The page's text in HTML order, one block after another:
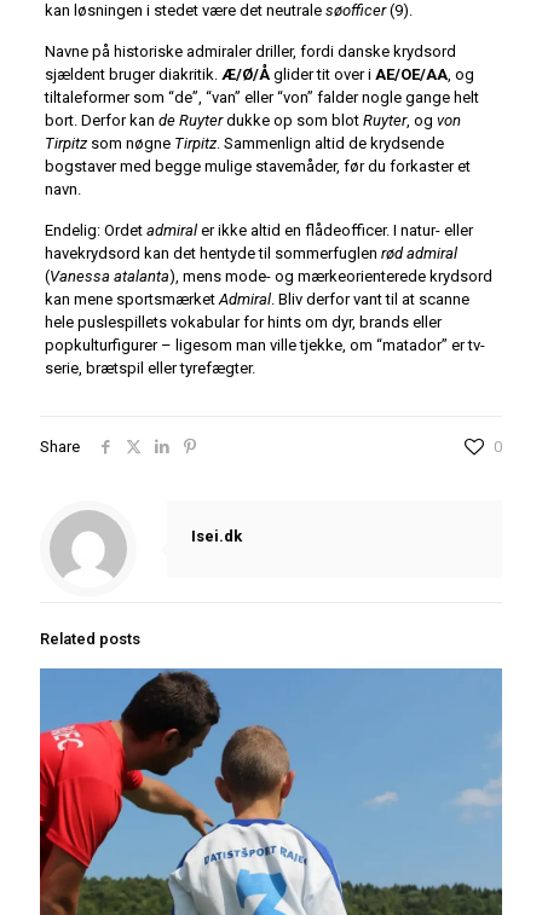
kan løsningen i stedet være det neutrale søofficer(9).
Navne på historiske admiraler driller, fordi danske krydsord
sjældent bruger diakritik. Æ/Ø/Åglider tit over i AE/OE/AA, og
tiltaleformer som “de”, “van” eller “von” falder nogle gange helt
bort. Derfor kan de Ruyterdukke op som blot Ruyter, og von
Tirpitzsom nøgne Tirpitz. Sammenlign altid de krydsende
bogstaver med begge mulige stavemåder, før du forkaster et
navn.
Endelig: Ordet admiraler ikke altid en flådeofficer. I natur- eller
havekrydsord kan det hentyde til sommerfuglen rød admiral
(Vanessa atalanta), mens mode- og mærkeorienterede krydsord
kan mene sportsmærketAdmiral. Bliv derfor vant til at scanne
hele puslespillets vokabular for hints om dyr, brands eller
popkulturfigurer – ligesom man ville tjekke, om “matador” er tv-
serie, brætspil eller tyrefægter.
Share 0
Isei.dk
Related posts